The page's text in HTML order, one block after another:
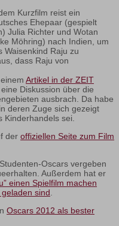
Kurzfilm reist ein
Ehepaar (gespielt
Julia Richter und Wotan
Möhring) nach Indien, um
Waisenkind Raju zu
dass Raju von
Artikel in der ZEIT
Diskussion über die
ausbrach. Da habe
deren Zuge sich gezeigt
Kinderhandels sei.
der offiziellen Seite zum Film
Oscars vergeben
Außerdem hat er
einen Spielfilm machen
geladen sind.
Oscars 2012 als bester